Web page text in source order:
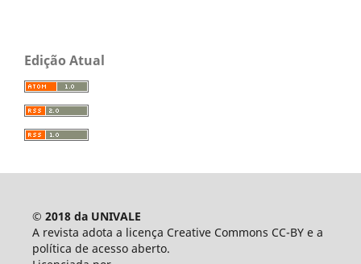
Edição Atual
© 2018 da UNIVALE
A revista adota a licença Creative Commons CC-BY e a
política de acesso aberto.